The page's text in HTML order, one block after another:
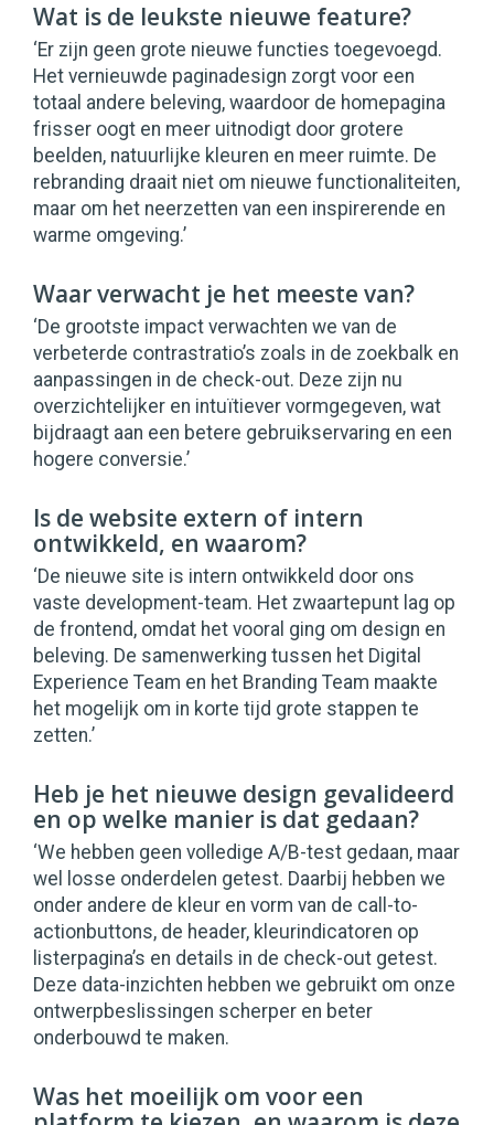
Wat is de leukste nieuwe feature?
‘Er zijn geen grote nieuwe functies toegevoegd.
Het vernieuwde paginadesign zorgt voor een
totaal andere beleving, waardoor de homepagina
frisser oogt en meer uitnodigt door grotere
beelden, natuurlijke kleuren en meer ruimte. De
rebranding draait niet om nieuwe functionaliteiten,
maar om het neerzetten van een inspirerende en
warme omgeving.’
Waar verwacht je het meeste van?
‘De grootste impact verwachten we van de
verbeterde contrastratio’s zoals in de zoekbalk en
aanpassingen in de check-out. Deze zijn nu
overzichtelijker en intuïtiever vormgegeven, wat
bijdraagt aan een betere gebruikservaring en een
hogere conversie.’
Is de website extern of intern
ontwikkeld, en waarom?
‘De nieuwe site is intern ontwikkeld door ons
vaste development-team. Het zwaartepunt lag op
de frontend, omdat het vooral ging om design en
beleving. De samenwerking tussen het Digital
Experience Team en het Branding Team maakte
het mogelijk om in korte tijd grote stappen te
zetten.’
Heb je het nieuwe design gevalideerd
en op welke manier is dat gedaan?
‘We hebben geen volledige A/B-test gedaan, maar
wel losse onderdelen getest. Daarbij hebben we
onder andere de kleur en vorm van de call-to-
actionbuttons, de header, kleurindicatoren op
listerpagina’s en details in de check-out getest.
Deze data-inzichten hebben we gebruikt om onze
ontwerpbeslissingen scherper en beter
onderbouwd te maken.
Was het moeilijk om voor een